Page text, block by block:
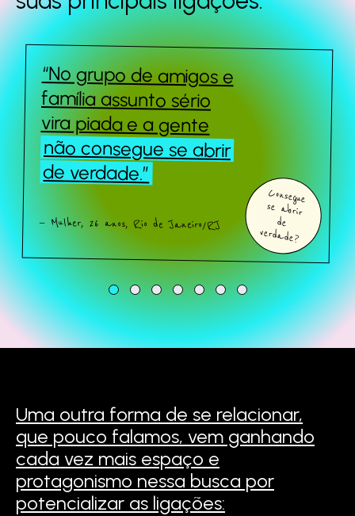
Queridos Estranhos
Sobre o estudo
Quem somos
Fale com a gente
Baixe o estudo
“No grupo de amigos e
família assunto sério
vira piada e a gente
não consegue se abrir
de verdade.”
— Mulher, 26 anos, Rio de Janeiro/RJ
Consegue
se abrir
de
verdade?
Uma outra forma de se relacionar,
que pouco falamos, vem ganhando
cada vez mais espaço e
protagonismo nessa busca por
potencializar as ligações: